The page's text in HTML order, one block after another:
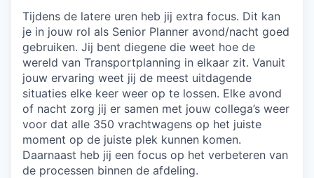
Tijdens de latere uren heb jij extra focus. Dit kan
je in jouw rol als Senior Planner avond/nacht goed
gebruiken. Jij bent diegene die weet hoe de
wereld van Transportplanning in elkaar zit. Vanuit
jouw ervaring weet jij de meest uitdagende
situaties elke keer weer op te lossen. Elke avond
of nacht zorg jij er samen met jouw collega’s weer
voor dat alle 350 vrachtwagens op het juiste
moment op de juiste plek kunnen komen.
Daarnaast heb jij een focus op het verbeteren van
de processen binnen de afdeling.